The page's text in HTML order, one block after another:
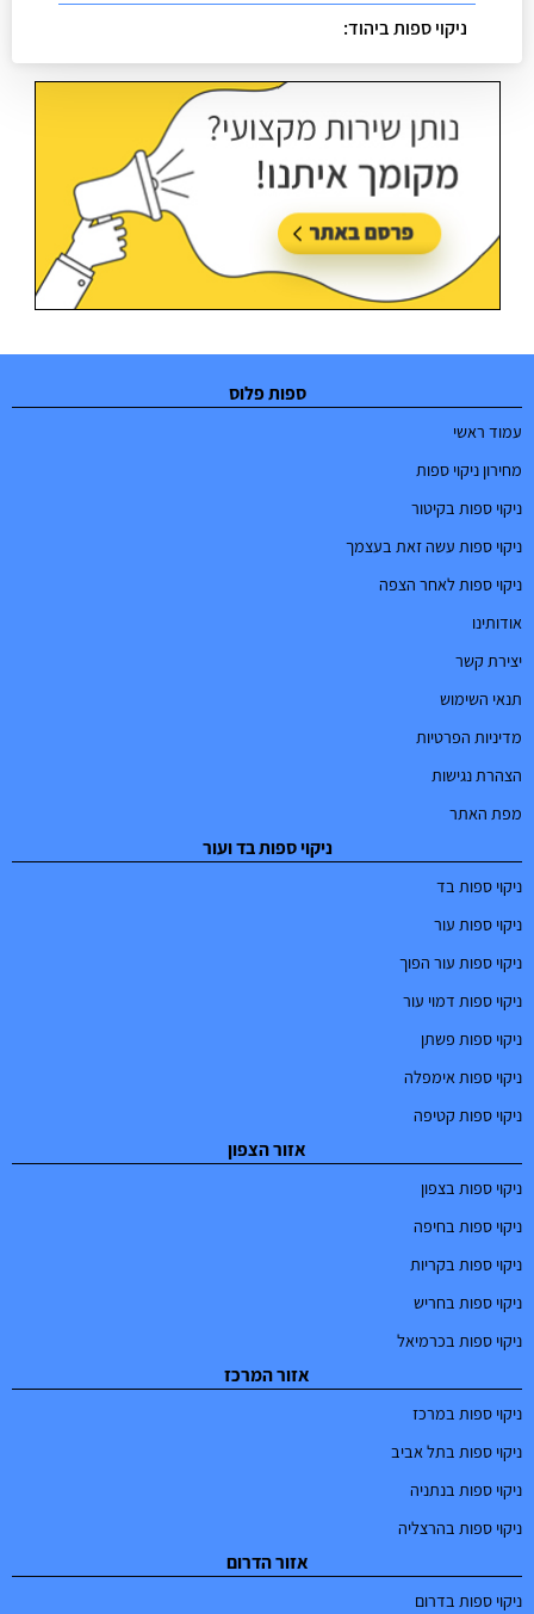
ניקוי ספות ביהוד:
עודכן בתאריך:02/07/2026, בשעה 08:53
ספות פלוס
עמוד ראשי
מחירון ניקוי ספות
ניקוי ספות בקיטור
ניקוי ספות עשה זאת בעצמך
ניקוי ספות לאחר הצפה
אודותינו
יצירת קשר
תנאי השימוש
מדיניות הפרטיות
הצהרת נגישות
מפת האתר
ניקוי ספות בד ועור
ניקוי ספות בד
ניקוי ספות עור
ניקוי ספות עור הפוך
ניקוי ספות דמוי עור
ניקוי ספות פשתן
ניקוי ספות אימפלה
ניקוי ספות קטיפה
אזור הצפון
ניקוי ספות בצפון
ניקוי ספות בחיפה
ניקוי ספות בקריות
ניקוי ספות בחריש
ניקוי ספות בכרמיאל
אזור המרכז
ניקוי ספות במרכז
ניקוי ספות בתל אביב
ניקוי ספות בנתניה
ניקוי ספות בהרצליה
אזור הדרום
ניקוי ספות בדרום